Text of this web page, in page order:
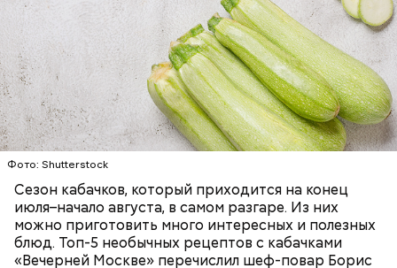
Фото: Shutterstock
Сезон кабачков, который приходится на конец
июля–начало августа, в самом разгаре. Из них
можно приготовить много интересных и полезных
блюд. Топ-5 необычных рецептов с кабачками
«Вечерней Москве» перечислил шеф-повар Борис
ЕДА ОВОЩИ РЕЦЕПТЫ
Фото: Shutterstock
— Наиболее распространенные борщ, щи, котлеты,
салаты, лаваш с творогом и сыром, пироги, омлет,
запеканка. Щавеля там везде используется
немного, поэтому никакого вреда от него не будет.
Чем разнообразнее рацион питания человека, тем
лучше. Потому что это исключает вероятность
возникновения дефицитов микроэлементов, —
заверил специалист.